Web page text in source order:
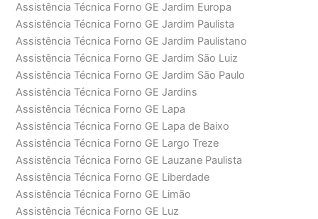
Assistência Técnica Forno GE Jardim Europa
Assistência Técnica Forno GE Jardim Paulista
Assistência Técnica Forno GE Jardim Paulistano
Assistência Técnica Forno GE Jardim São Luiz
Assistência Técnica Forno GE Jardim São Paulo
Assistência Técnica Forno GE Jardins
Assistência Técnica Forno GE Lapa
Assistência Técnica Forno GE Lapa de Baixo
Assistência Técnica Forno GE Largo Treze
Assistência Técnica Forno GE Lauzane Paulista
Assistência Técnica Forno GE Liberdade
Assistência Técnica Forno GE Limão
Assistência Técnica Forno GE Luz